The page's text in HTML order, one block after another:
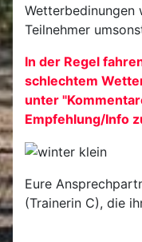
Wetterbedinungen
Teilnehmer
In der Regel
schlechtem
unter
Empfehlung/Info
Eure
(Trainerin C), die